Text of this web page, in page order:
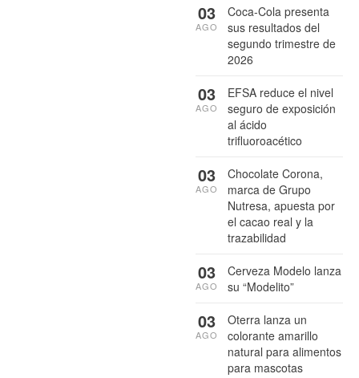
Coca-Cola presenta
sus resultados del
segundo trimestre de
2026
03
AGO
EFSA reduce el nivel
seguro de exposición
al ácido
trifluoroacético
03
AGO
Chocolate Corona,
marca de Grupo
Nutresa, apuesta por
el cacao real y la
trazabilidad
03
AGO
Cerveza Modelo lanza
su “Modelito”
03
AGO
Oterra lanza un
colorante amarillo
natural para alimentos
para mascotas
03
AGO